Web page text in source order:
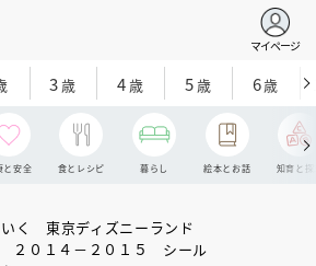
マイページ
3歳 4歳 5歳 6歳
と安全 食とレシピ 暮らし 絵本とお話 知育と探